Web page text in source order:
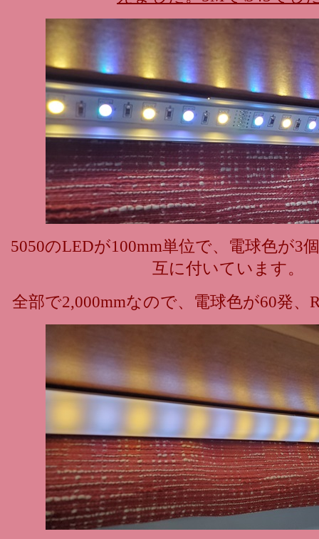
5050のLEDが100mm単位で、電球色が3
互に付いています。
全部で2,000mmなので、電球色が60発、